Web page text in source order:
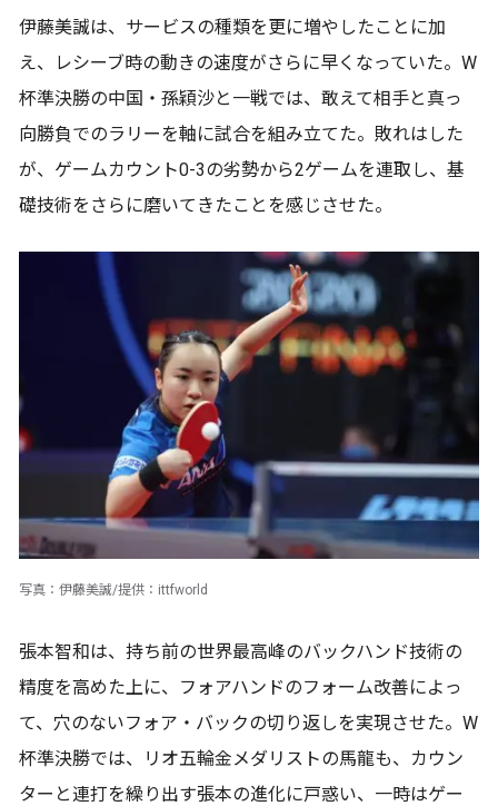
伊藤美誠は、サービスの種類を更に増やしたことに加
え、レシーブ時の動きの速度がさらに早くなっていた。W
杯準決勝の中国・孫穎沙と一戦では、敢えて相手と真っ
向勝負でのラリーを軸に試合を組み立てた。敗れはした
が、ゲームカウント0-3の劣勢から2ゲームを連取し、基
礎技術をさらに磨いてきたことを感じさせた。
写真：伊藤美誠/提供：ittfworld
張本智和は、持ち前の世界最高峰のバックハンド技術の
精度を高めた上に、フォアハンドのフォーム改善によっ
て、穴のないフォア・バックの切り返しを実現させた。W
杯準決勝では、リオ五輪金メダリストの馬龍も、カウン
ターと連打を繰り出す張本の進化に戸惑い、一時はゲー